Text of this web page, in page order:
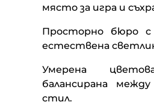
място за игра и
Просторно бюро
естествена
Умерена
балансирана
стил.